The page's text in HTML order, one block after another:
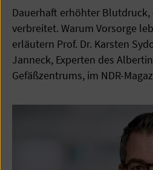
Dauerhaft erhöhter
verbreitet. Warum Vorsorge
erläutern Prof. Dr. Karsten
Janneck, Experten des
Gefäßzentrums, im NDR-